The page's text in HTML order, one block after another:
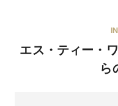
エス・ティー・
ら